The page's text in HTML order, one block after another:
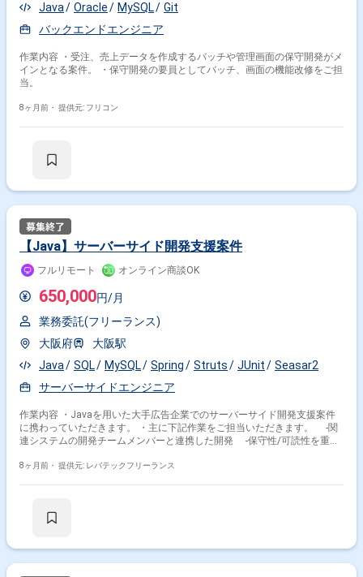
Java
Oracle MySQL
Git
バックエンドエンジニア
作業内容 ・受注、売上データを作成するバッチや管理画面の保守開発がメ
インとなる案件。 ・保守開発の要員としてバッチ、画面の機能改修をご担
当。
8ヶ月前・ 提供元: フリコン
【Java】サーバーサイド開発支援案件
フルリモート オンライン商談OK
650,000円/月
業務委託(フリーランス)
大阪府
大阪駅
Java
SQL MySQL Spring Struts JUnit
Seasar2
サーバーサイドエンジニア
作業内容 ・Javaを用いた大手広告企業でのサーバーサイド開発支援案件
に携わっていただきます。 ・主に下記作業をご担当いただきます。 -関
連システムの開発チームメンバーと連携した開発 -保守性/可読性を重視
質の担保 -基本設計/詳細設計の成果物作成およびレビュー
8ヶ月前・ 提供元: レバテックフリーランス